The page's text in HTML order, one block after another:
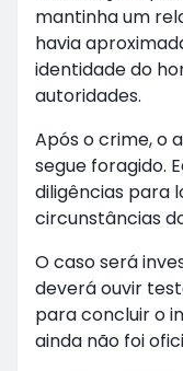
mantinha um
havia
identidade do
autoridades.
Após o crime, o
segue foragido.
diligências para
circunstâncias
O caso será
deverá ouvir
para concluir o
ainda não foi